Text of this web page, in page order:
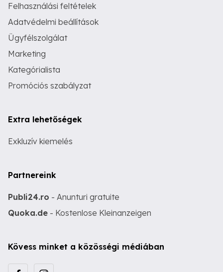
Felhasználási feltételek
Adatvédelmi beállítások
Ügyfélszolgálat
Marketing
Kategórialista
Promóciós szabályzat
Extra lehetőségek
Exkluzív kiemelés
Partnereink
Publi24.ro - Anunturi gratuite
Quoka.de - Kostenlose Kleinanzeigen
Kövess minket a közösségi médiában